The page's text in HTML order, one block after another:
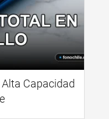
Capacidad